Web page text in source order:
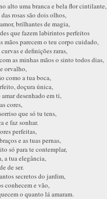
alto uma branca e bela flor cintilante,
rosas são dois olhos,
brilhantes de magia,
que fazem labirintos perfeitos
mãos parecem o teu corpo cuidado,
e definições raras,
as minhas mãos o sinto todos dias,
orvalho,
como a tua boca,
doçura única,
desenhado em ti,
cores,
que só tu tens,
e faz sonhar.
perfeitas,
e as tuas pernas,
só para te contemplar,
a tua elegância,
de ser.
secretos do jardim,
conhecem e vão,
o quanto lá amaram.